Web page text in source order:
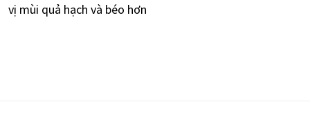
vị mùi quả hạch và béo hơn